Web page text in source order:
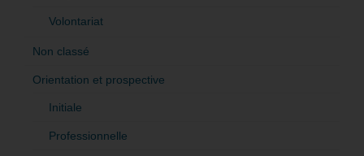
Volontariat
Non classé
Orientation et prospective
Initiale
Professionnelle